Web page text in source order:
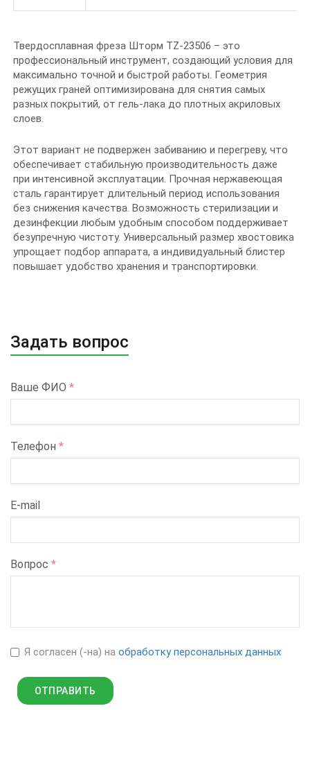
Твердосплавная фреза Шторм TZ-23506 – это
профессиональный инструмент, создающий условия для
максимально точной и быстрой работы. Геометрия
режущих граней оптимизирована для снятия самых
разных покрытий, от гель-лака до плотных акриловых
слоев.
Этот вариант не подвержен забиванию и перегреву, что
обеспечивает стабильную производительность даже
при интенсивной эксплуатации. Прочная нержавеющая
сталь гарантирует длительный период использования
без снижения качества. Возможность стерилизации и
дезинфекции любым удобным способом поддерживает
безупречную чистоту. Универсальный размер хвостовика
упрощает подбор аппарата, а индивидуальный блистер
повышает удобство хранения и транспортировки.
Задать вопрос
Ваше ФИО *
Телефон *
E-mail
Вопрос *
Я согласен (-на) на обработку персональных данных